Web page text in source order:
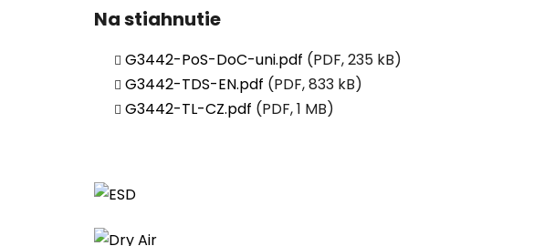
Na stiahnutie
G3442-PoS-DoC-uni.pdf (PDF, 235 kB)
G3442-TDS-EN.pdf (PDF, 833 kB)
G3442-TL-CZ.pdf (PDF, 1 MB)